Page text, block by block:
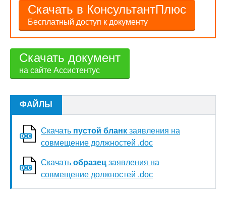
Скачать в КонсультантПлюс
Бесплатный доступ к документу
Скачать документ
на сайте Ассистентус
ФАЙЛЫ
Скачать пустой бланк заявления на
совмещение должностей .doc
Скачать образец заявления на
совмещение должностей .doc